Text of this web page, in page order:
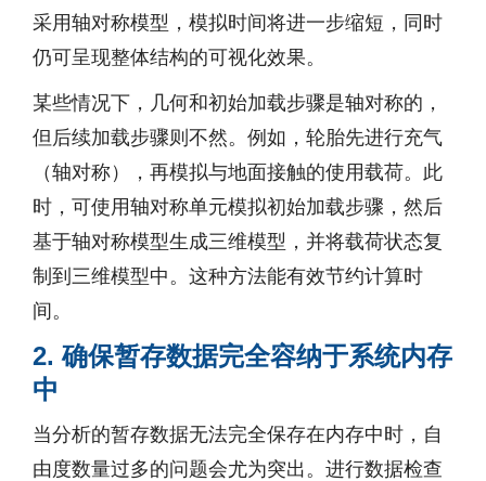
采用轴对称模型，模拟时间将进一步缩短，同时
仍可呈现整体结构的可视化效果。
某些情况下，几何和初始加载步骤是轴对称的，
但后续加载步骤则不然。例如，轮胎先进行充气
（轴对称），再模拟与地面接触的使用载荷。此
时，可使用轴对称单元模拟初始加载步骤，然后
基于轴对称模型生成三维模型，并将载荷状态复
制到三维模型中。这种方法能有效节约计算时
间。
2. 确保暂存数据完全容纳于系统内存
中
当分析的暂存数据无法完全保存在内存中时，自
由度数量过多的问题会尤为突出。进行数据检查